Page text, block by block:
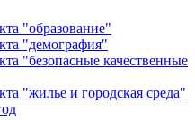
"образование"
"демография"
"безопасные качественные
"жилье и городская среда"